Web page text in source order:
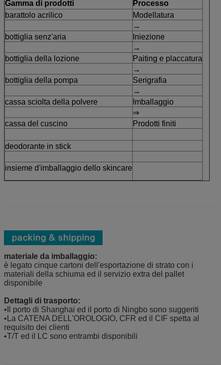
Gamma di prodotti
Processo
barattolo acrilico
Modellatura
→
bottiglia senz'aria
Iniezione
→
bottiglia della lozione
Paiting e placcatura
→
bottiglia della pompa
Serigrafia
→
cassa sciolta della polvere
Imballaggio
⇒
cassa del cuscino
Prodotti finiti
deodorante in stick
insieme d'imballaggio dello skincare
materiale da imballaggio:
è legato cinque cartoni dell'esportazione di strato con i
materiali della schiuma ed il servizio extra del pallet
disponibile
Dettagli di trasporto:
•Il porto di Shanghai ed il porto di Ningbo sono suggeriti
•La CATENA DELL'OROLOGIO, CFR ed il CIF spetta al
requisito dei clienti
•T/T ed il LC sono entrambi disponibili